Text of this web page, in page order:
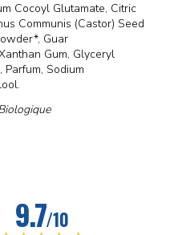
Cocoyl Glutamate, Citric
Communis (Castor) Seed
Guar
Gum, Glyceryl
Sodium